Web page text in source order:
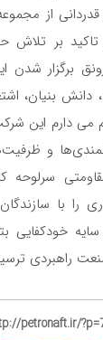
از
تاکید بر تلاش
برگزار شدن
دانش بنیان،
می دارم این
و
سرلوحه
را با
خودکفایی
راهبردی
petronaft.ir/